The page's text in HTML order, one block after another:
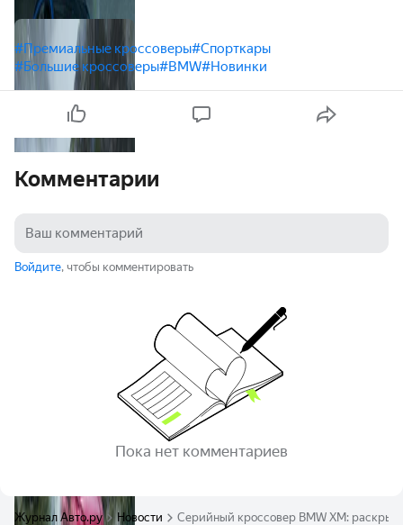
#Премиальные кроссоверы#Спорткары
#Большие кроссоверы#BMW#Новинки
Комментарии
Войдите, чтобы комментировать
Пока нет комментариев
Журнал Авто.ру Новости Серийный кроссовер BMW XM: